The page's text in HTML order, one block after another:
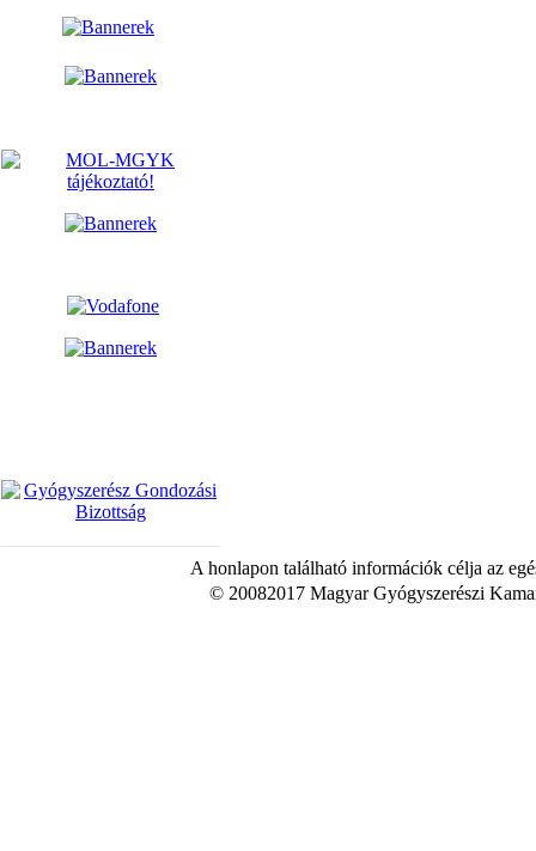
A honlapon található információk célja az
© 20082017 Magyar Gyógyszerészi